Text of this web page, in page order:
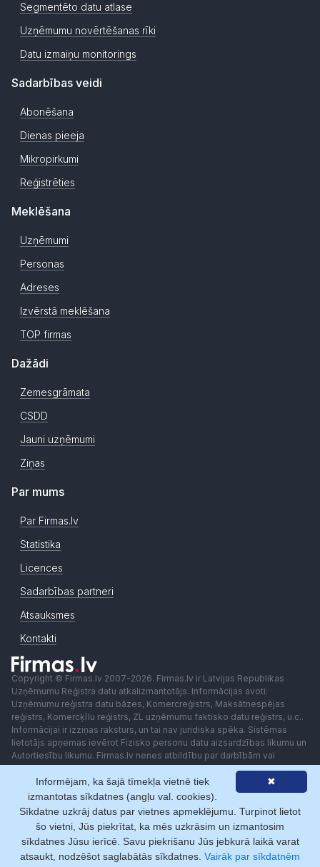
Segmentēto datu atlase
Uzņēmumu novērtēšanas rīki
Datu izmaiņu monitorings
Sadarbības veidi
Abonēšana
Dienas pieeja
Mikropirkumi
Reģistrēties
Meklēšana
Uzņēmumi
Personas
Adreses
Izvērstā meklēšana
TOP firmas
Dažādi
Zemesgrāmata
CSDD
Jauni uzņēmumi
Ziņas
Par mums
Par Firmas.lv
Statistika
Licences
Sadarbības partneri
Atsauksmes
Kontakti
Copyright © Firmas.lv 2007-2026. Firmas.lv ir Latvijas Republikas
Uzņēmumu Reģistra datu atkalizmantotājs. Informācijas avoti:
Uzņēmumu reģistra datu bāzes, Komercreģistrs, Maksātnespējas
reģistrs, Komercķīlu reģistrs, ZL uzņēmumu faktisko datu reģistrs, u.c..
Informācijai ir izziņas raksturs, un tai nav juridiska spēka. Sistēmas
lietotājs apņemas ievērot Fizisko personu datu aizsardzības likumu un
Autortiesību likumu. Firmas.lv nenes atbildību par darbībām vai
lēmumiem, kas balstīti uz saņemto pakalpojumu. Lietotājam aizliegts
izmantot jebkādas automatizētas sistēmas vai iekārtas (robotus)
piekļuvei sistēmai bez rakstiskas saskaņošanas ar Firmas.lv. Galvenā
redaktore: Ingūna Pempere.
Lietošanas noteikumi
Privātuma politika Norēķini ar
✖
Informējam, ka šajā tīmekļa vietnē tiek
izmantotas sīkdatnes (angļu val. cookies).
Sīkdatne uzkrāj datus par vietnes apmeklējumu. Turpinot lietot
šo vietni, Jūs piekrītat, ka mēs uzkrāsim un izmantosim
sīkdatnes Jūsu ierīcē. Savu piekrišanu Jūs jebkurā laikā varat
atsaukt, nodzēšot saglabātās sīkdatnes. Vairāk par sīkdatnēm